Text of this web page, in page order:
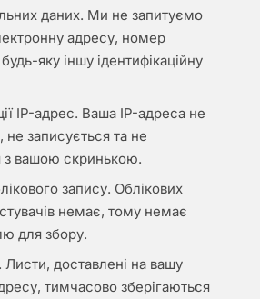
даних. Ми не запитуємо
адресу, номер
яку іншу ідентифікаційну
IP-адрес. Ваша IP-адреса не
не записується та не
з вашою скринькою.
запису. Облікових
немає, тому немає
для збору.
Листи, доставлені на вашу
тимчасово зберігаються